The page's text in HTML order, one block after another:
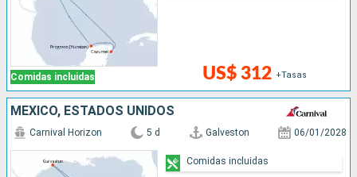
Comidas incluidas US$ 312 +Tasas
MÉXICO, ESTADOS UNIDOS
Carnival Horizon 5 d Galveston 06/01/2028
Comidas incluidas